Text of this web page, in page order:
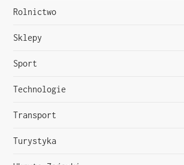
Rolnictwo
Sklepy
Sport
Technologie
Transport
Turystyka